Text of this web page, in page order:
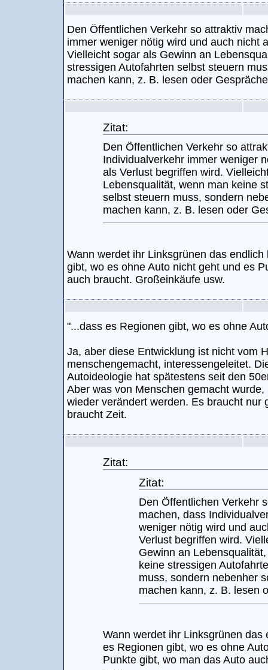
Den Öffentlichen Verkehr so attraktiv
immer weniger nötig wird und auch nicht
Vielleicht sogar als Gewinn an
stressigen Autofahrten selbst steuern
machen kann, z. B. lesen oder
Zitat:
Den Öffentlichen Verkehr so
Individualverkehr immer weniger
als Verlust begriffen wird.
Lebensqualität, wenn man keine
selbst steuern muss, sondern
machen kann, z. B. lesen oder
Wann werdet ihr Linksgrünen das
gibt, wo es ohne Auto nicht geht und es
auch braucht. Großeinkäufe usw.
"...dass es Regionen gibt, wo es ohne
Ja, aber diese Entwicklung ist nicht vom
menschengemacht, interessengeleitet.
Autoideologie hat spätestens seit den
Aber was von Menschen gemacht
wieder verändert werden. Es braucht nur
braucht Zeit.
Zitat:
Zitat:
Den Öffentlichen Verkehr
machen, dass
weniger nötig wird und
Verlust begriffen wird.
Gewinn an
keine stressigen
muss, sondern nebenher
machen kann, z. B. lesen
Wann werdet ihr Linksgrünen das
es Regionen gibt, wo es ohne
Punkte gibt, wo man das Auto